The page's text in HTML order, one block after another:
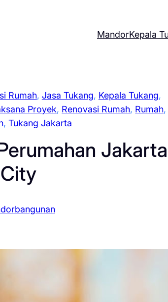
MandorKepala
Rumah, Jasa Tukang, Kepala Tukang
Proyek, Renovasi Rumah, Rumah
, Tukang Jakarta
Jakarta